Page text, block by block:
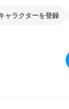
ャラクターを登録